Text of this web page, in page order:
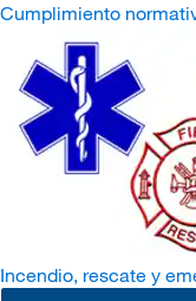
Cumplimiento
Incendio, rescate y